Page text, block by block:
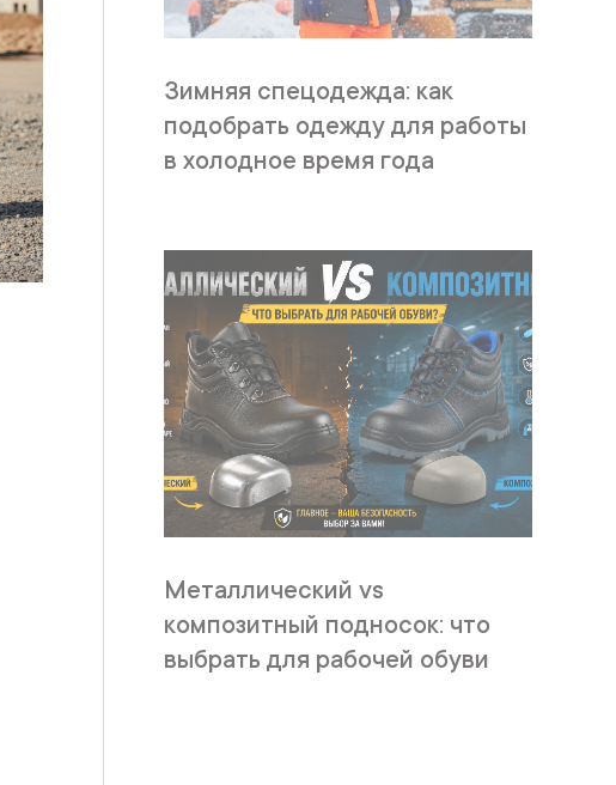
Зимняя спецодежда: как
подобрать одежду для работы
в холодное время года
Металлический vs
композитный подносок: что
выбрать для рабочей обуви